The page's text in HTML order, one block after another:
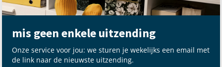
mis geen enkele uitzending
Onze service voor jou: we sturen je wekelijks een email met
de link naar de nieuwste uitzending.